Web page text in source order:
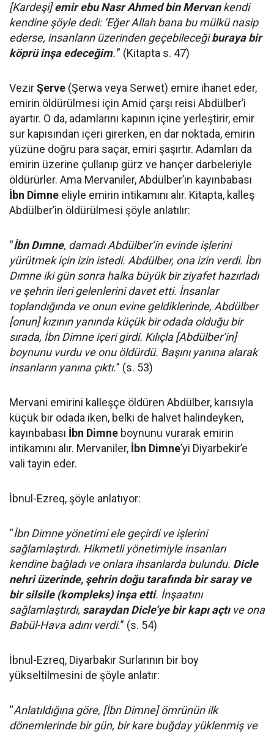
[Kardeşi]emir ebu Nasr Ahmed bin Mervankendi
kendine şöyle dedi: ‘Eğer Allah bana bu mülkü nasip
ederse, insanların üzerinden geçebileceğiburaya bir
köprü inşa edeceğim.'” (Kitapta s. 47)
VezirŞerve (Şerwa veya Serwet) emire ihanet eder,
emirin öldürülmesi için Amid çarşı reisi Abdülber’i
ayartır. O da, adamlarını kapının içine yerleştirir, emir
sur kapısından içeri girerken, en dar noktada, emirin
yüzüne doğru para saçar, emiri şaşırtır. Adamları da
emirin üzerine çullanıp gürz ve hançer darbeleriyle
öldürürler. Ama Mervaniler, Abdülber’in kayınbabası
İbn Dimne eliyle emirin intikamını alır. Kitapta, kalleş
Abdülber’in öldürülmesi şöyle anlatılır:
“İbn Dımne, damadı Abdülber’in evinde işlerini
yürütmek için izin istedi. Abdülber, ona izin verdi. İbn
Dımne iki gün sonra halka büyük bir ziyafet hazırladı
ve şehrin ileri gelenlerini davet etti. İnsanlar
toplandığında ve onun evine geldiklerinde, Abdülber
[onun] kızının yanında küçük bir odada olduğu bir
sırada, İbn Dimne içeri girdi. Kılıçla [Abdülber’in]
boynunu vurdu ve onu öldürdü. Başını yanına alarak
insanların yanına çıktı.” (s. 53)
Mervani emirini kalleşçe öldüren Abdülber, karısıyla
küçük bir odada iken, belki de halvet halindeyken,
kayınbabası İbn Dimne boynunu vurarak emirin
intikamını alır. Mervaniler, İbn Dimne’yi Diyarbekir’e
vali tayin eder.
İbnul-Ezreq, şöyle anlatıyor:
“İbn Dimne yönetimi ele geçirdi ve işlerini
sağlamlaştırdı. Hikmetli yönetimiyle insanları
kendine bağladı ve onlara ihsanlarda bulundu. Dicle
nehri üzerinde, şehrin doğu tarafında bir saray ve
bir silsile (kompleks) inşa etti. İnşaatını
sağlamlaştırdı, saraydan Dicle’ye bir kapı açtıve ona
Babül-Hava adını verdi.” (s. 54)
İbnul-Ezreq, Diyarbakır Surlarının bir boy
yükseltilmesini de şöyle anlatır:
“Anlatıldığına göre, [İbn Dimne] ömrünün ilk
dönemlerinde bir gün, bir kare buğday yüklenmiş ve